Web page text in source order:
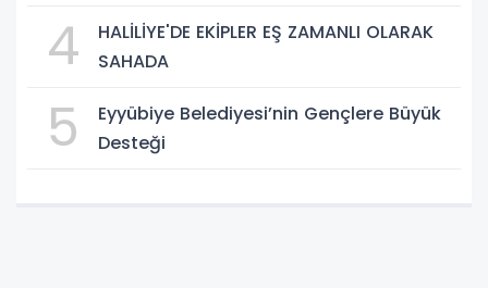
4
HALİLİYE'DE EKİPLER EŞ ZAMANLI OLARAK
SAHADA
5
Eyyübiye Belediyesi’nin Gençlere Büyük
Desteği